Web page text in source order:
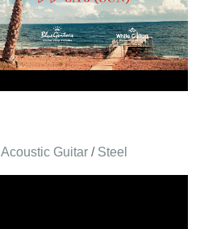
Acoustic Guitar / Steel